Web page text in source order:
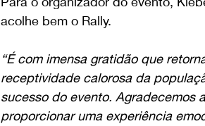
acolhe bem o Rally.
“É com imensa gratidão que
receptividade calorosa da
sucesso do evento. Agradecemos
proporcionar uma experiência